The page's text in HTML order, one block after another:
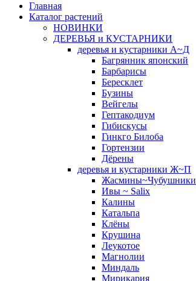
Главная
Каталог растений
НОВИНКИ
ДЕРЕВЬЯ и КУСТАРНИКИ
деревья и кустарники А~Д
Багрянник японский
Барбарисы
Бересклет
Бузины
Вейгелы
Гептакодиум
Гибискусы
Гинкго Билоба
Гортензии
Дёрены
деревья и кустарники Ж~П
Жасмины~Чубушники
Ивы ~ Salix
Калины
Катальпа
Клёны
Крушина
Леукотое
Магнолии
Миндаль
Мирикария